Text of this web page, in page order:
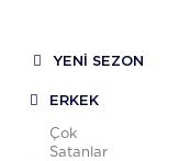
YENİ SEZON
ERKEK
Çok
Satanlar